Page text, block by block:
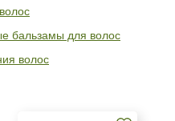
бальзамы для волос
волос